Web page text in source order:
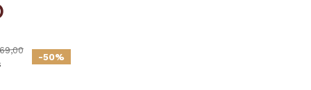
-50%